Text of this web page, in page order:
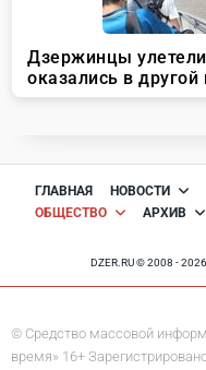
ГЛАВНАЯ НОВОСТИ
ОБЩЕСТВО
АРХИВ
DZER.RU © 2008 -
© Средство массовой
время» 16+